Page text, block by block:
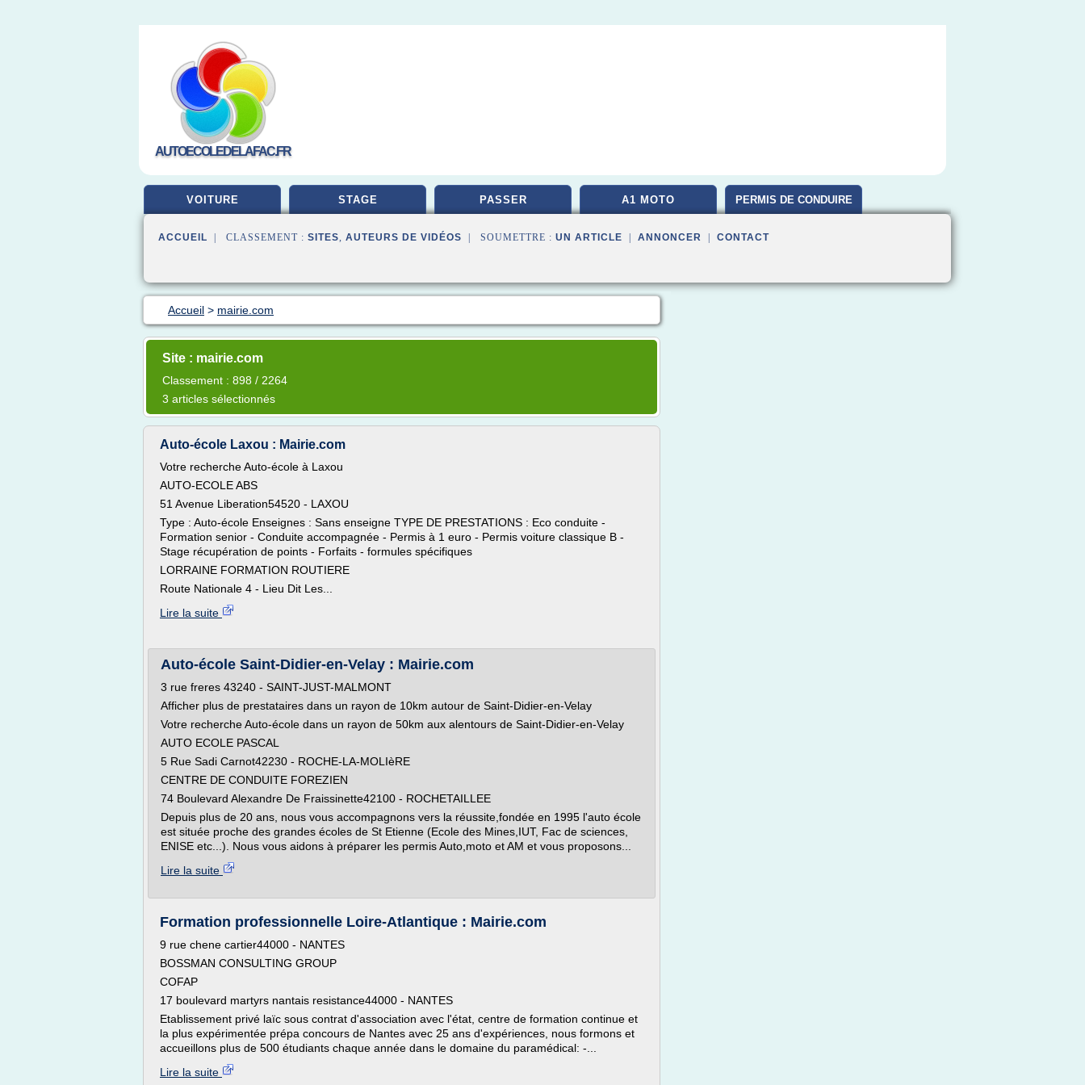
AUTOECOLEDELAFAC.FR
VOITURE STAGE PASSER A1 MOTO PERMIS DE CONDUIRE
ACCUEIL | CLASSEMENT : SITES, AUTEURS DE VIDÉOS | SOUMETTRE : UN ARTICLE ANNONCER CONTACT
Accueil > mairie.com
Site : mairie.com
Classement : 898 / 2264
3 articles sélectionnés
Auto-école Laxou : Mairie.com
Votre recherche Auto-école à Laxou
AUTO-ECOLE ABS
51 Avenue Liberation54520 - LAXOU
Type : Auto-école Enseignes : Sans enseigne TYPE DE PRESTATIONS : Eco conduite -
Formation senior - Conduite accompagnée - Permis à 1 euro - Permis voiture classique B -
Stage récupération de points - Forfaits - formules spécifiques
LORRAINE FORMATION ROUTIERE
Route Nationale 4 - Lieu Dit Les...
Lire la suite
Auto-école Saint-Didier-en-Velay : Mairie.com
3 rue freres 43240 - SAINT-JUST-MALMONT
Afficher plus de prestataires dans un rayon de 10km autour de Saint-Didier-en-Velay
Votre recherche Auto-école dans un rayon de 50km aux alentours de Saint-Didier-en-Velay
AUTO ECOLE PASCAL
5 Rue Sadi Carnot42230 - ROCHE-LA-MOLIèRE
CENTRE DE CONDUITE FOREZIEN
74 Boulevard Alexandre De Fraissinette42100 - ROCHETAILLEE
Depuis plus de 20 ans, nous vous accompagnons vers la réussite,fondée en 1995 l'auto école
est située proche des grandes écoles de St Etienne (Ecole des Mines,IUT, Fac de sciences,
ENISE etc...). Nous vous aidons à préparer les permis Auto,moto et AM et vous proposons...
Lire la suite
Formation professionnelle Loire-Atlantique : Mairie.com
9 rue chene cartier44000 - NANTES
BOSSMAN CONSULTING GROUP
COFAP
17 boulevard martyrs nantais resistance44000 - NANTES
Etablissement privé laïc sous contrat d'association avec l'état, centre de formation continue et
la plus expérimentée prépa concours de Nantes avec 25 ans d'expériences, nous formons et
accueillons plus de 500 étudiants chaque année dans le domaine du paramédical: -...
Lire la suite